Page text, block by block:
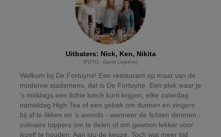
Uitbaters: Nick, Ken, Nikita
[FOTO : David Legreve]
Welkom bij De Fortuyne! Een restaurant op maat van de
moderne stadsmens, dat is De Fortuyne. Een plek waar je
’s middags een lichte lunch kunt krijgen, elke zaterdag
namiddag High Tea of een gebak om duimen en vingers
bij af te likken en ’s avonds - wanneer de lichten dimmen -
culinaire toppers om te delen of om gewoon lekker voor
jezelf te houden. Aan jou de keuze. Toch wat meer tijd